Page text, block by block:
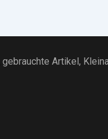
gebrauchte Artikel ,